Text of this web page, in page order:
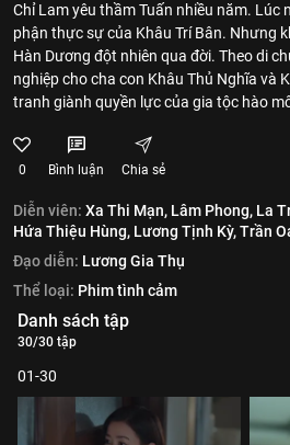
Chỉ Lam yêu thầm Tuấn nhiều năm. Lúc
phận thực sự của Khâu Trí Bân. Nhưng
Hàn Dương đột nhiên qua đời. Theo di
nghiệp cho cha con Khâu Thủ Nghĩa và
tranh giành quyền lực của gia tộc hào
0 Bình luận Chia sẻ
Diễn viên: Xa Thi Mạn, Lâm Phong, La
Hứa Thiệu Hùng, Lương Tịnh Kỳ,Trần
Đạo diễn: Lương Gia Thụ
Thể loại: Phim tình cảm
Danh sách tập
30/30 tập
01-30